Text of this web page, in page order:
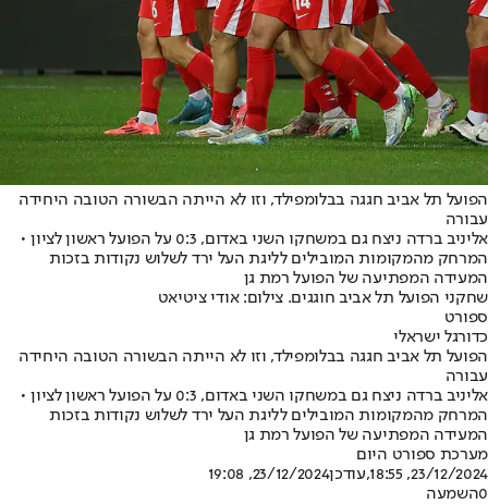
הפועל תל אביב חגגה בבלומפילד, וזו לא הייתה הבשורה הטובה היחידה
עבורה
אליניב ברדה ניצח גם במשחקו השני באדום, 0:3 על הפועל ראשון לציון •
המרחק מהמקומות המובילים לליגת העל ירד לשלוש נקודות בזכות
המעידה המפתיעה של הפועל רמת גן
שחקני הפועל תל אביב חוגגים. צילום: אודי ציטיאט
ספורט
כדורגל ישראלי
הפועל תל אביב חגגה בבלומפילד, וזו לא הייתה הבשורה הטובה היחידה
עבורה
אליניב ברדה ניצח גם במשחקו השני באדום, 0:3 על הפועל ראשון לציון •
המרחק מהמקומות המובילים לליגת העל ירד לשלוש נקודות בזכות
המעידה המפתיעה של הפועל רמת גן
מערכת ספורט היום
23/12/2024, 18:55
,עודכן23/12/2024, 19:08
0השמעה